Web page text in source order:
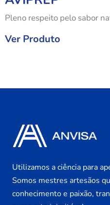
Pleno respeito pelo sabor
Ver Produto
Utilizamos a ciência para
Somos mestres artesãos
conhecimento e paixão,